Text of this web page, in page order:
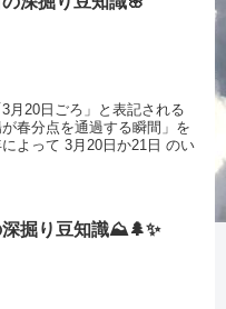
月20日ごろ」と表記される
春分点を通過する瞬間」を
よって 3月20日か21日 のい
深掘り豆知識⛰️🌲✨